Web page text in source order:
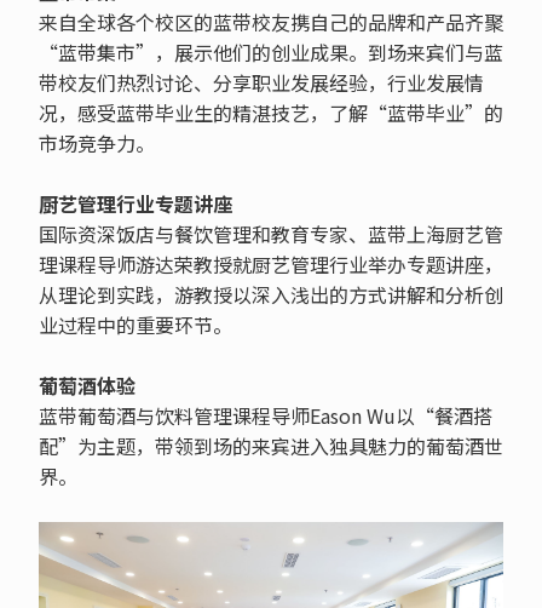
来自全球各个校区的蓝带校友携自己的品牌和产品齐聚
“蓝带集市”，展示他们的创业成果。到场来宾们与蓝
带校友们热烈讨论、分享职业发展经验，行业发展情
况，感受蓝带毕业生的精湛技艺，了解“蓝带毕业”的
市场竞争力。
厨艺管理行业专题讲座
国际资深饭店与餐饮管理和教育专家、蓝带上海厨艺管
理课程导师游达荣教授就厨艺管理行业举办专题讲座，
从理论到实践，游教授以深入浅出的方式讲解和分析创
业过程中的重要环节。
葡萄酒体验
蓝带葡萄酒与饮料管理课程导师Eason Wu以“餐酒搭
配”为主题，带领到场的来宾进入独具魅力的葡萄酒世
界。